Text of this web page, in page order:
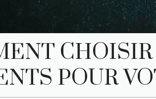
POUR